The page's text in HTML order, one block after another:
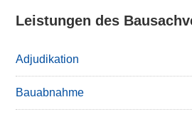
Leistungen des
Adjudikation
Bauabnahme